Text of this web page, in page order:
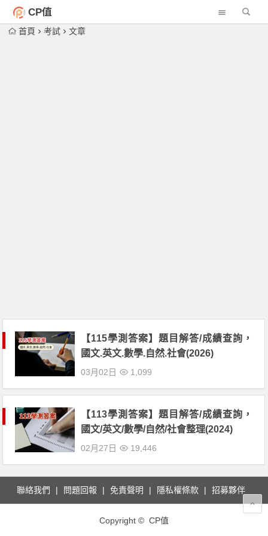
CP值
首頁 考試 文章
【115學測答案】題目解答/成績查詢，
國文.英文.數學.自然.社會(2026)
03月02日 1,099
【113學測答案】題目解答/成績查詢，
國文/英文/數學/自然/社會整理(2024)
02月27日 19,446
聯絡我們 問題回報 免責聲明 隱私權條款 招募夥伴
Copyright © CP值